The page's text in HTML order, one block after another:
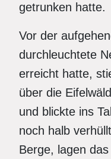
getrunken hatte.
Vor der
durchleuchtete
erreicht hatte,
über die
und blickte ins
noch halb
Berge, lagen